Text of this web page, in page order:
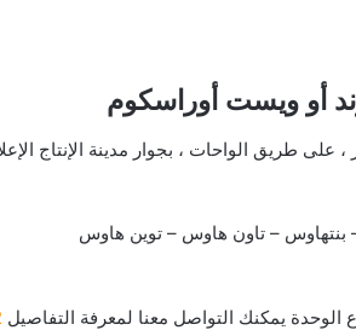
أو ويست أوراسكوم
– تاون هاوس – توين هاوس
يمكنك التواصل معنا لمعرفة التفاصيل